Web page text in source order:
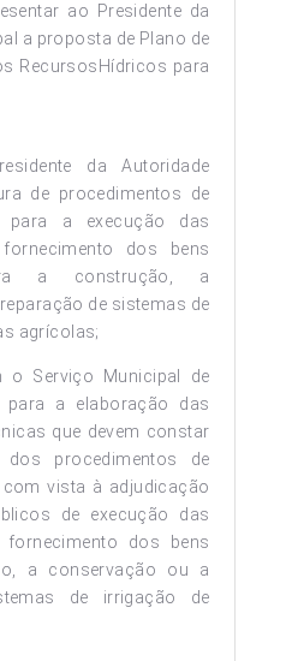
ao Presidente da
a proposta de Plano de
RecursosHídricos para
da Autoridade
de procedimentos de
para a execução das
dos bens
a construção, a
de sistemas de
agrícolas;
o Serviço Municipal de
para a elaboração das
que devem constar
procedimentos de
vista à adjudicação
de execução das
dos bens
a conservação ou a
de irrigação de